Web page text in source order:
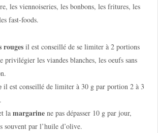
les viennoiseries, les bonbons, les fritures, les
fast-foods.
rougesil est conseillé de se limiter à 2 portions
privilégier les viandes blanches, les oeufs sans
il est conseillé de limiter à 30 g par portion 2 à 3
la margarinene pas dépasser 10 g par jour,
souvent par l’huile d’olive.